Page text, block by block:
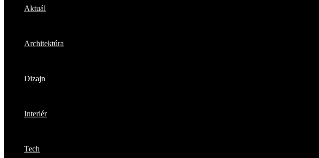
Aktuál
Architektúra
Dizajn
Interiér
Tech